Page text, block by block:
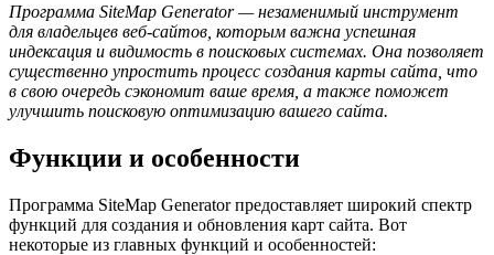
Программа SiteMap Generator — незаменимый инструмент
для владельцев веб-сайтов, которым важна успешная
индексация и видимость в поисковых системах. Она позволяет
существенно упростить процесс создания карты сайта, что
в свою очередь сэкономит ваше время, а также поможет
улучшить поисковую оптимизацию вашего сайта.
Функции и особенности
Программа SiteMap Generator предоставляет широкий спектр
функций для создания и обновления карт сайта. Вот
некоторые из главных функций и особенностей: